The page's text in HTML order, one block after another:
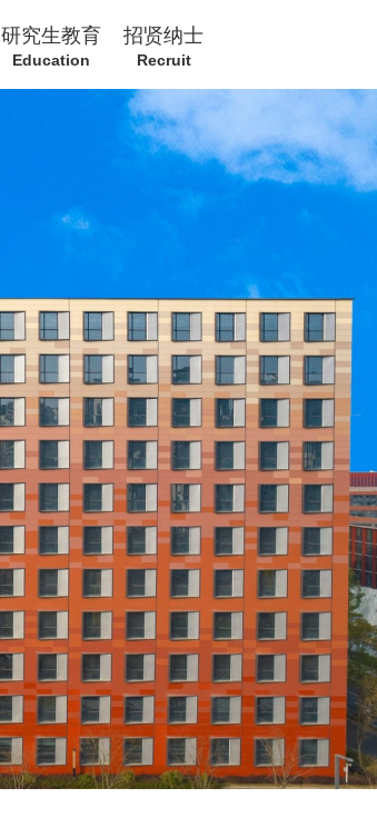
研究生教育
Education
招贤纳士
Recruit